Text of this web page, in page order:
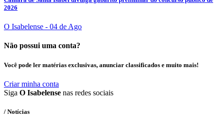
2026
O Isabelense - 04 de Ago
Não possui uma conta?
Você pode ler matérias exclusivas, anunciar classificados e muito mais!
Criar minha conta
Siga O Isabelense nas redes sociais
/ Notícias